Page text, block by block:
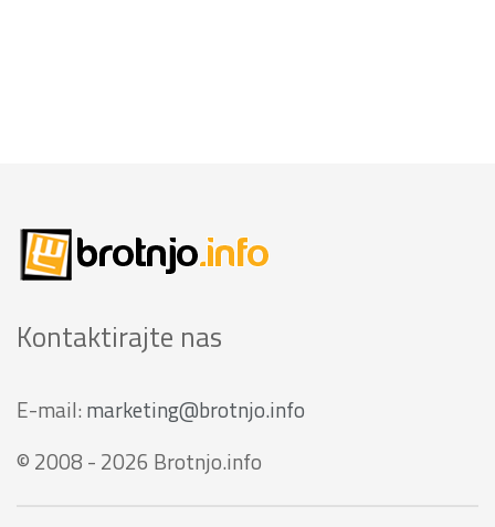
Kontaktirajte nas
E-mail: marketing@brotnjo.info
© 2008 - 2026 Brotnjo.info